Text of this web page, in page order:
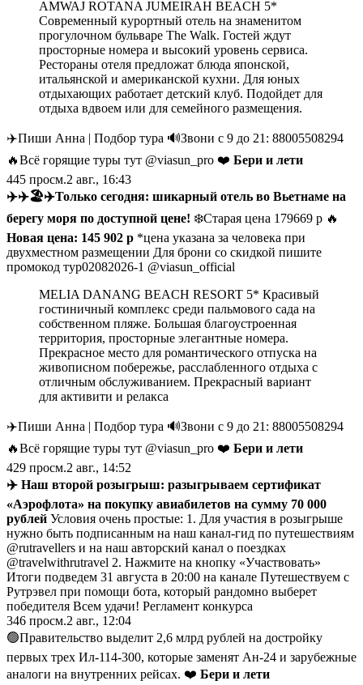
AMWAJ ROTANA JUMEIRAH BEACH 5*
Современный курортный отель на знаменитом
прогулочном бульваре The Walk. Гостей ждут
просторные номера и высокий уровень сервиса.
Рестораны отеля предложат блюда японской,
итальянской и американской кухни. Для юных
отдыхающих работает детский клуб. Подойдет для
отдыха вдвоем или для семейного размещения.
✈️Пиши Анна | Подбор тура 🔊Звони с 9 до 21: 88005508294
🔥Всё горящие туры тут @viasun_pro ❤️ Бери и лети
445 просм.2 авг., 16:43
✈️✈️🏖✈️Только сегодня: шикарный отель во Вьетнаме на
берегу моря по доступной цене! ❄️Старая цена 179669 р 🔥
Новая цена: 145 902 р *цена указана за человека при
двухместном размещении Для брони со скидкой пишите
промокод тур02082026-1 @viasun_official
MELIA DANANG BEACH RESORT 5* Красивый
гостиничный комплекс среди пальмового сада на
собственном пляже. Большая благоустроенная
территория, просторные элегантные номера.
Прекрасное место для романтического отпуска на
живописном побережье, расслабленного отдыха с
отличным обслуживанием. Прекрасный вариант
для активити и релакса
✈️Пиши Анна | Подбор тура 🔊Звони с 9 до 21: 88005508294
🔥Всё горящие туры тут @viasun_pro ❤️ Бери и лети
429 просм.2 авг., 14:52
✈️ Наш второй розыгрыш: разыгрываем сертификат
«Аэрофлота» на покупку авиабилетов на сумму 70 000
рублей Условия очень простые: 1. Для участия в розыгрыше
нужно быть подписанным на наш канал-гид по путешествиям
@rutravellers и на наш авторский канал о поездках
@travelwithrutravel 2. Нажмите на кнопку «Участвовать»
Итоги подведем 31 августа в 20:00 на канале Путешествуем с
Рутрэвел при помощи бота, который рандомно выберет
победителя Всем удачи! Регламент конкурса
346 просм.2 авг., 12:04
🟢Правительство выделит 2,6 млрд рублей на достройку
первых трех Ил-114-300, которые заменят Ан-24 и зарубежные
аналоги на внутренних рейсах. ❤️ Бери и лети